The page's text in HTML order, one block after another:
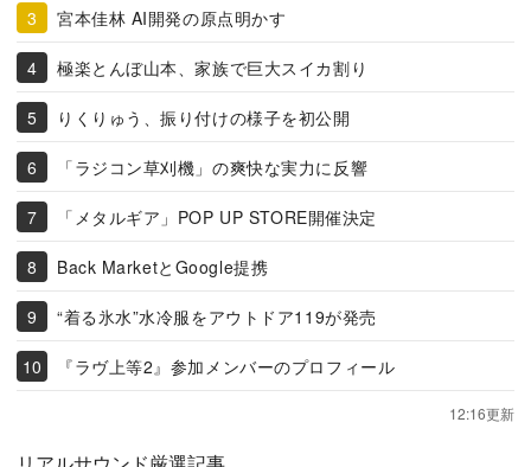
宮本佳林 AI開発の原点明かす
極楽とんぼ山本、家族で巨大スイカ割り
りくりゅう、振り付けの様子を初公開
「ラジコン草刈機」の爽快な実力に反響
「メタルギア」POP UP STORE開催決定
Back MarketとGoogle提携
“着る氷水”水冷服をアウトドア119が発売
『ラヴ上等2』参加メンバーのプロフィール
12:16更新